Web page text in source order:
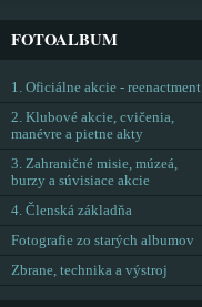
FOTOALBUM
1. Oficiálne akcie - reenactment
2. Klubové akcie, cvičenia,
manévre a pietne akty
3. Zahraničné misie, múzeá,
burzy a súvisiace akcie
4. Členská základňa
Fotografie zo starých albumov
Zbrane, technika a výstroj